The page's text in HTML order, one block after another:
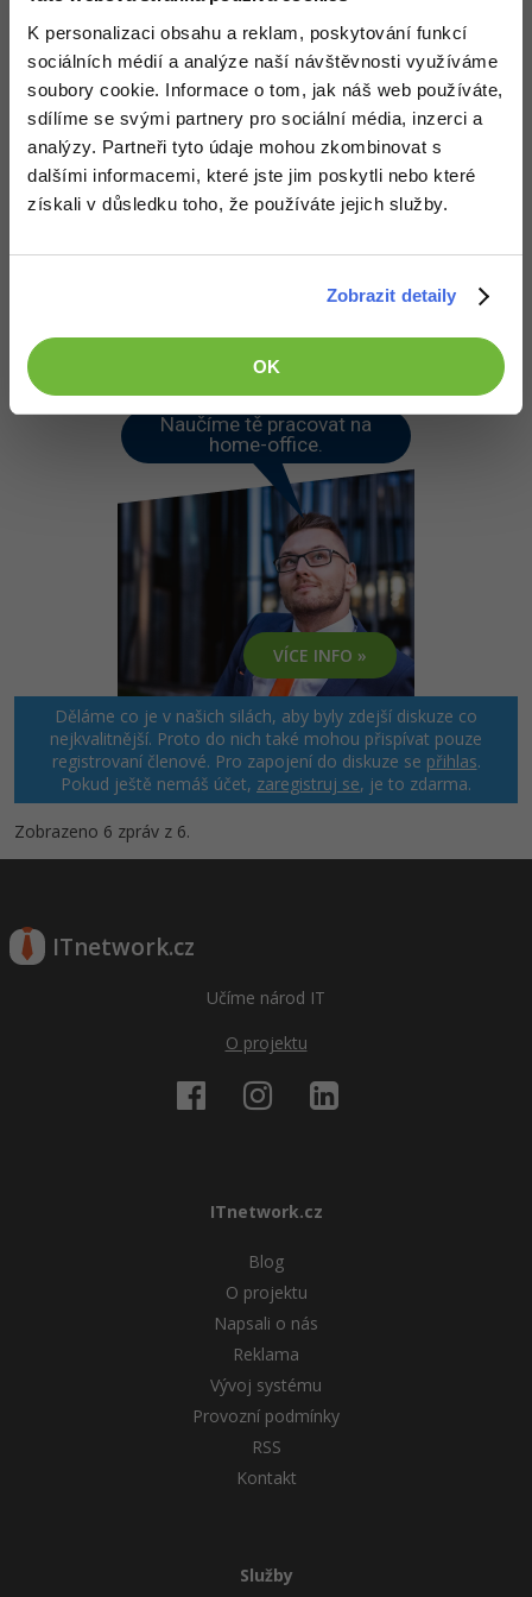
K personalizaci obsahu a reklam, poskytování funkcí
sociálních médií a analýze naší návštěvnosti využíváme
soubory cookie. Informace o tom, jak náš web používáte,
sdílíme se svými partnery pro sociální média, inzerci a
analýzy. Partneři tyto údaje mohou zkombinovat s
dalšími informacemi, které jste jim poskytli nebo které
získali v důsledku toho, že používáte jejich služby.
Zobrazit detaily
OK
Marketing -30%
SEO -30%
UX
MS Office -80%
Google Dokumenty
Time management
Linux
Sítě
Kybernetická bezpečnost
Elektronický podpis
Fórum
Adobe Illustrator
Adobe Lightroom -30%
Adobe XD -15%
Adobe InDesign -25%
Adobe After Effects
Fotografování -80%
Pro firmy
Našel jsem si službu která po doručení určitý zprávy na určitý
číslo vyvolá skript ale nevim jak to lze využít
Nahoru Odpovědět
Naučíme tě pracovat na
home-office.
VÍCE INFO »
Děláme co je v našich silách, aby byly zdejší diskuze co
nejkvalitnější. Proto do nich také mohou přispívat pouze
registrovaní členové. Pro zapojení do diskuze se přihlas.
Pokud ještě nemáš účet, zaregistruj se, je to zdarma.
Zobrazeno 6 zpráv z 6.
ITnetwork.cz
Učíme národ IT
O projektu
ITnetwork.cz
Blog
O projektu
Napsali o nás
Reklama
Vývoj systému
Provozní podmínky
RSS
Kontakt
Služby